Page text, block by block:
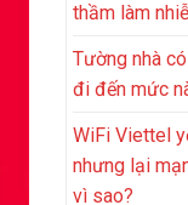
thầm làm
Tường nhà
đi đến mức
WiFi Viettel
nhưng lại
vì sao?